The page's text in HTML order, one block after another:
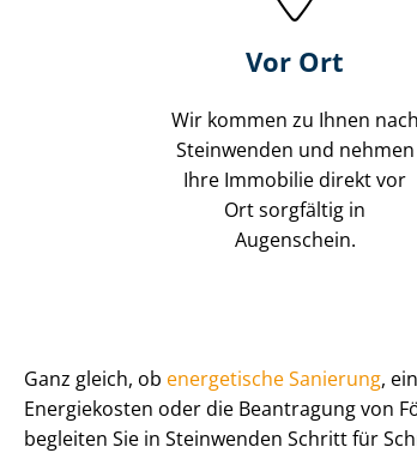
Vor Ort
Wir kommen zu Ihnen nach
Steinwenden und nehmen
Ihre Immobilie direkt vor
Ort sorgfältig in
Augenschein.
Ganz gleich, ob energetische Sanierung,
Energiekosten oder die Beantragung von
begleiten Sie in Steinwenden Schritt für